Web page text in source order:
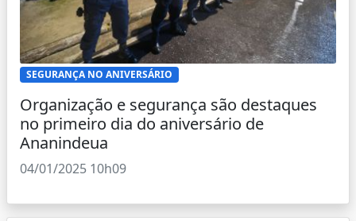
SEGURANÇA NO ANIVERSÁRIO
Organização e segurança são destaques
no primeiro dia do aniversário de
Ananindeua
04/01/2025 10h09